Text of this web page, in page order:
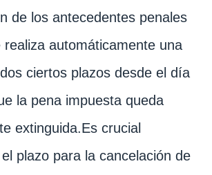
de los antecedentes penales
realiza automáticamente una
ciertos plazos desde el día
la pena impuesta queda
extinguida.Es crucial
plazo para la cancelación de